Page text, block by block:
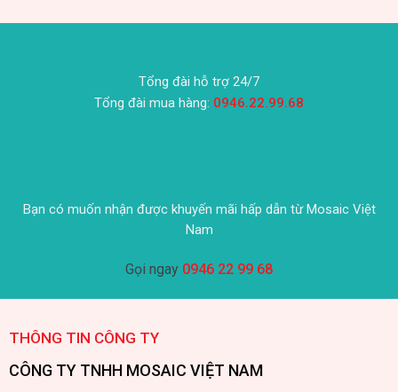
Tổng đài hỗ trợ 24/7
Tổng đài mua hàng: 0946.22.99.68
Bạn có muốn nhận được khuyến mãi hấp dẫn từ Mosaic Việt
Nam
Gọi ngay 0946 22 99 68
THÔNG TIN CÔNG TY
CÔNG TY TNHH MOSAIC VIỆT NAM